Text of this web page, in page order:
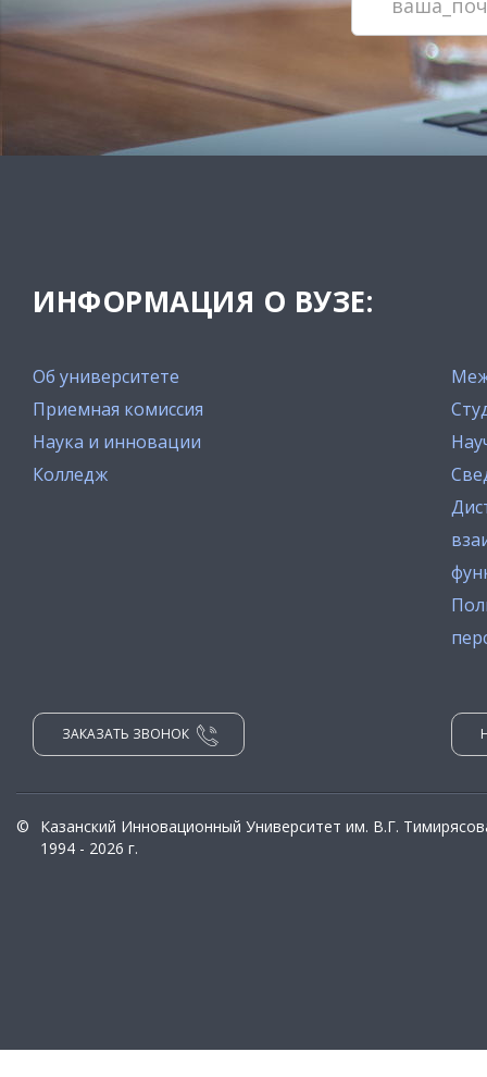
ИНФОРМАЦИЯ О ВУЗЕ:
Об университете
Приемная комиссия
Наука и инновации
Колледж
ЗАКАЗАТЬ ЗВОНОК
©
Казанский Инновационный Университет им. В.Г.
1994 - 2026 г.